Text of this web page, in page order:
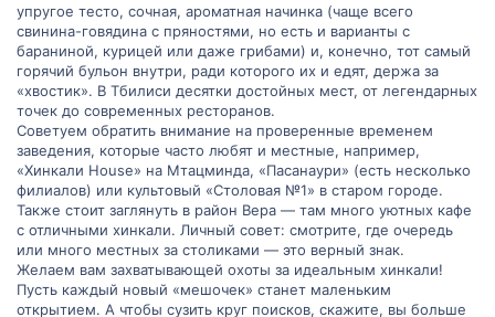
упругое тесто, сочная, ароматная начинка (чаще всего
свинина-говядина с пряностями, но есть и варианты с
бараниной, курицей или даже грибами) и, конечно, тот самый
горячий бульон внутри, ради которого их и едят, держа за
«хвостик». В Тбилиси десятки достойных мест, от легендарных
точек до современных ресторанов.
Советуем обратить внимание на проверенные временем
заведения, которые часто любят и местные, например,
«Хинкали House» на Мтацминда, «Пасанаури» (есть несколько
филиалов) или культовый «Столовая №1» в старом городе.
Также стоит заглянуть в район Вера — там много уютных кафе
с отличными хинкали. Личный совет: смотрите, где очередь
или много местных за столиками — это верный знак.
Желаем вам захватывающей охоты за идеальным хинкали!
Пусть каждый новый «мешочек» станет маленьким
открытием. А чтобы сузить круг поисков, скажите, вы больше